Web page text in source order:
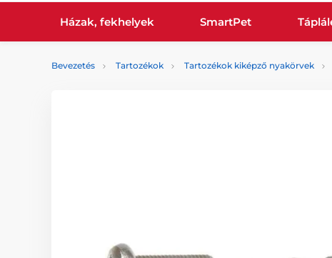
Házak, fekhelyek SmartPet
Bevezetés Tartozékok Tartozékok kiképző nyakörvek